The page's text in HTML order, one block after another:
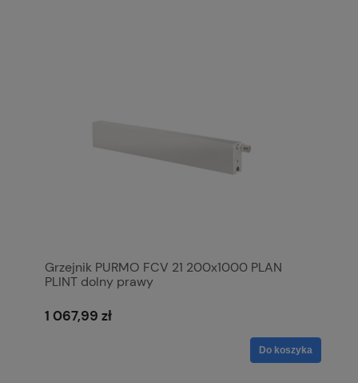
Grzejnik PURMO FCV 21 200x1000 PLAN
PLINT dolny prawy
1 067,99 zł
Do koszyka